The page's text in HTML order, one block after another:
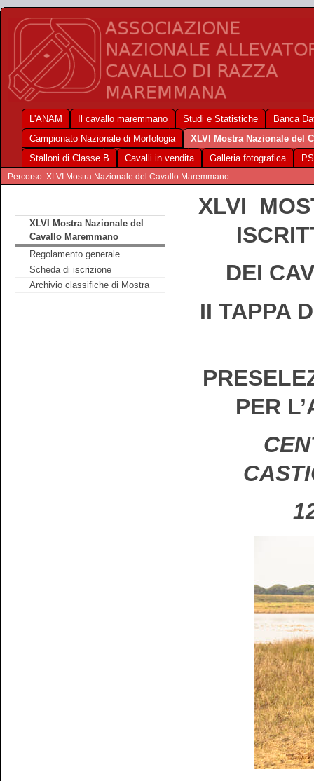
L'ANAM Il cavallo maremmano Studi e Statistiche
Banca
Campionato Nazionale di Morfologia
XLVI Mostra Nazionale del
Stalloni di Classe B
Cavalli in vendita Galleria fotografica
Percorso: XLVI Mostra Nazionale del Cavallo Maremmano
XLVI Mostra Nazionale del
Cavallo Maremmano
Regolamento generale
Scheda di iscrizione
Archivio classifiche di Mostra
XLVI
DEI
II TAPPA
PER